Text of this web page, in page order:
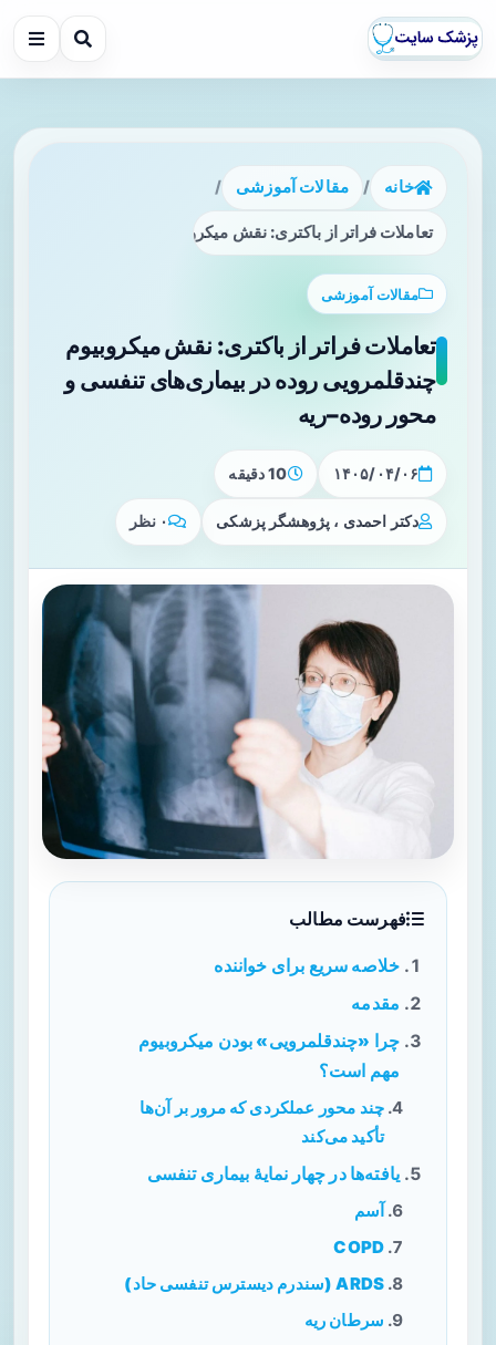
خانه / مقالات آموزشی /
تعاملات فراتر از باکتری: نقش میکروبیوم چندقلمرویی روده
مقالات آموزشی
تعاملات فراتر از باکتری: نقش میکروبیوم
چندقلمرویی روده در بیماری‌های تنفسی و
محور روده–ریه
۱۴۰۵/۰۴/۰۶ 10 دقیقه
دکتر احمدی ، پژوهشگر پزشکی ۰ نظر
فهرست مطالب
خلاصه سریع برای خواننده
مقدمه
چرا «چندقلمرویی» بودن میکروبیوم
مهم است؟
چند محور عملکردی که مرور بر آن‌ها
تأکید می‌کند
یافته‌ها در چهار نمایهٔ بیماری تنفسی
آسم
COPD
ARDS (سندرم دیسترس تنفسی حاد)
سرطان ریه